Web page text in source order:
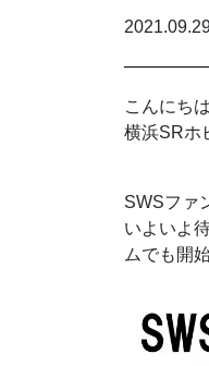
こんにちは
横浜SRホ
SWSファ
いよいよ
ムでも開